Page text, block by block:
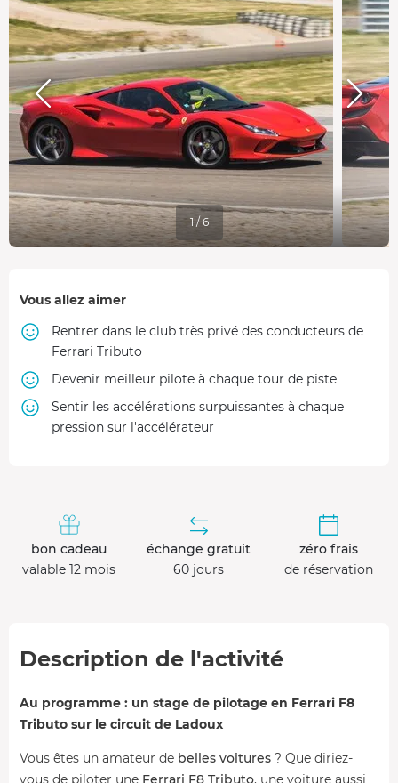
1 / 6
Vous allez aimer
Rentrer dans le club très privé des conducteurs de
Ferrari Tributo
Devenir meilleur pilote à chaque tour de piste
Sentir les accélérations surpuissantes à chaque
pression sur l'accélérateur
bon cadeau
valable 12 mois
échange gratuit
60 jours
zéro frais
de réservation
Description de l'activité
Au programme : un stage de pilotage en Ferrari F8
Tributo sur le circuit de Ladoux
Vous êtes un amateur de belles voitures ? Que diriez-
vous de piloter une Ferrari F8 Tributo, une voiture aussi